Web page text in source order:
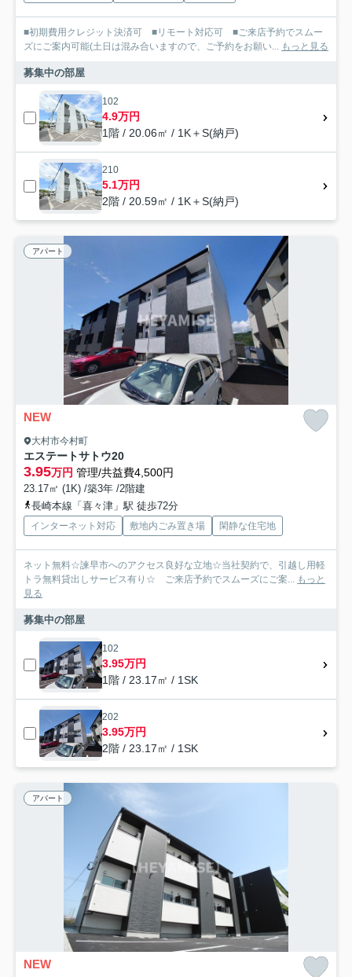
■初期費用クレジット決済可 ■リモート対応可 ■ご来店予約でスムー
ズにご案内可能(土日は混み合いますので、ご予約をお願い... もっと見る
募集中の部屋
102
4.9万円
1階 / 20.06㎡ / 1K＋S(納戸)
210
5.1万円
2階 / 20.59㎡ / 1K＋S(納戸)
アパート
NEW
大村市今村町
エステートサトウ20
3.95万円 管理/共益費4,500円
23.17㎡ (1K) /築3年 /2階建
長崎本線「喜々津」駅 徒歩72分
インターネット対応 敷地内ごみ置き場 閑静な住宅地
ネット無料☆諫早市へのアクセス良好な立地☆当社契約で、引越し用軽
トラ無料貸出しサービス有り☆ ご来店予約でスムーズにご案... もっと
見る
募集中の部屋
102
3.95万円
1階 / 23.17㎡ / 1SK
202
3.95万円
2階 / 23.17㎡ / 1SK
アパート
NEW